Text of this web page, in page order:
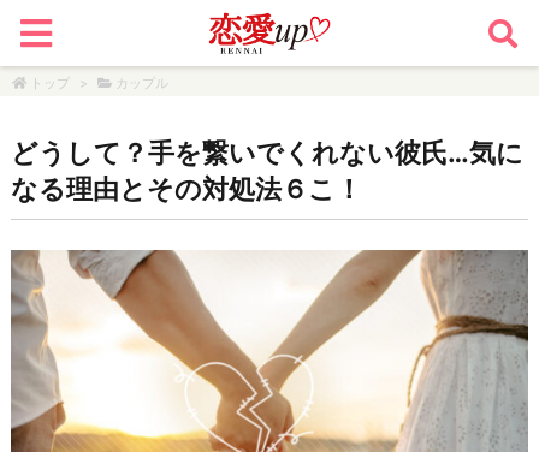
トップ > カップル
どうして？手を繋いでくれない彼氏…気に
なる理由とその対処法６こ！